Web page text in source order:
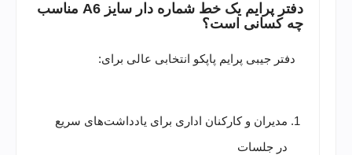
دفتر پرایم یک خط شماره دار سایز A6 مناسب
چه کسانی است؟
دفتر جیبی پرایم پاپکو انتخابی عالی برای:
مدیران و کارکنان اداری برای یادداشت‌های سریع
در جلسات